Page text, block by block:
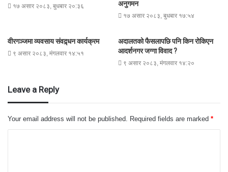
१७ असार २०८३, बुधबार २०:३६
अनुगमन
१७ असार २०८३, बुधबार १७:५४
वीरगञ्जमा व्यवसाय संवद्र्धन कार्यक्रम
९ असार २०८३, मंगलवार १४:५१
अदालतको फैसलापछि पनि किन रोकिएन
आदर्शनगर जग्गा विवाद ?
९ असार २०८३, मंगलवार १४:२०
Leave a Reply
Your email address will not be published. Required fields are marked *